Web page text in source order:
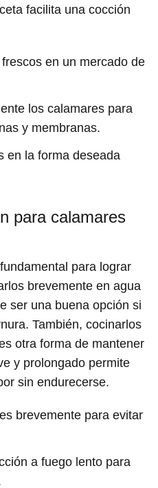
facilita una cocción
en un mercado de
los calamares para
y membranas.
en la forma deseada
para calamares
para lograr
brevemente en agua
ser una buena opción si
También, cocinarlos
otra forma de mantener
y prolongado permite
sin endurecerse.
brevemente para evitar
a fuego lento para